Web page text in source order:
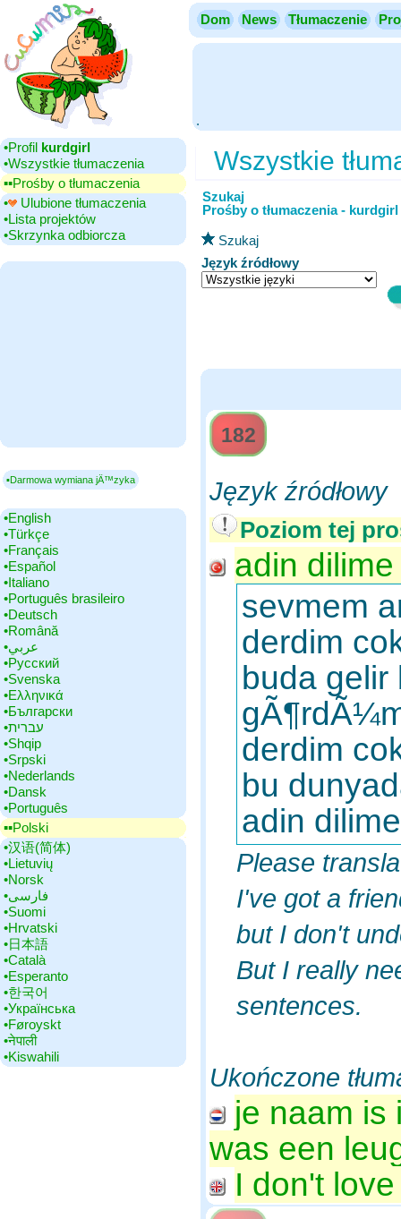
Dom News Tłumaczenie
.
•‎Profil kurdgirl
•‎Wszystkie tłumaczenia
▪▪‎Prośby o tłumaczenia
•‎
Ulubione tłumaczenia
•‎Lista projektów
•‎Skrzynka odbiorcza
▪Darmowa wymiana jÄ™zyka
•‎English
•‎Türkçe
•‎Français
•‎Español
•‎Italiano
•‎Português brasileiro
•‎Deutsch
•‎Română
•‎عربي
•‎Русский
•‎Svenska
•‎Ελληνικά
•‎Български
•‎עברית
•‎Shqip
•‎Srpski
•‎Nederlands
•‎Dansk
•‎Português
▪▪‎Polski
•‎汉语(简体)
•‎Lietuvių
•‎Norsk
•‎فارسی
•‎Suomi
•‎Hrvatski
•‎日本語
•‎Català
•‎Esperanto
•‎한국어
•‎Українська
•‎Føroyskt
•‎नेपाली
•‎Kiswahili
Wszystkie
Szukaj
Prośby o tłumaczenia - kurdgirl
Szukaj
Język źródłowy
182
Język źródłowy
Poziom tej
adin
sevmem
derdim
buda
derdim
bu
adin
Please
I've got a
but I don't
But I really
sentences.
Ukończone
je naam is
was een
I don't